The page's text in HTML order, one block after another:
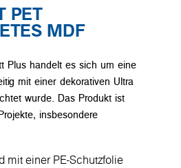
PET
MDF
Plus handelt es sich um eine
mit einer dekorativen Ultra
wurde. Das Produkt ist
insbesondere
mit einer PE-Schutzfolie